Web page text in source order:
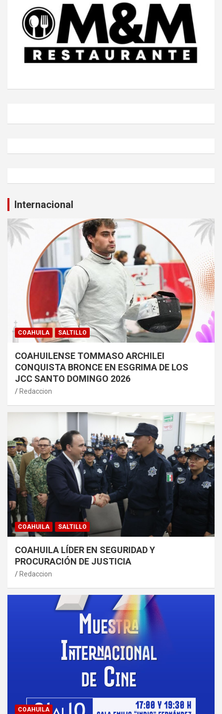
Internacional
COAHUILA SALTILLO
COAHUILENSE TOMMASO ARCHILEI
CONQUISTA BRONCE EN ESGRIMA DE LOS
JCC SANTO DOMINGO 2026
Redaccion
COAHUILA SALTILLO
COAHUILA LÍDER EN SEGURIDAD Y
PROCURACIÓN DE JUSTICIA
Redaccion
COAHUILA